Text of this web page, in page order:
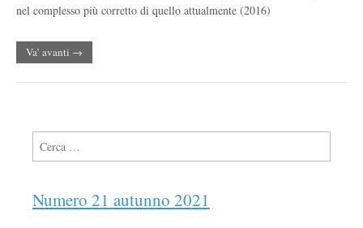
nel complesso più corretto di quello attualmente (2016)
Va’ avanti →
Ricerca per:
Numero 21 autunno 2021